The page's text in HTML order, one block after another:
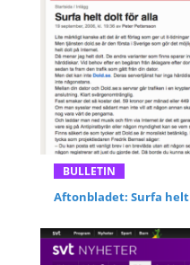
BULLETIN
Aftonbladet: Surfa